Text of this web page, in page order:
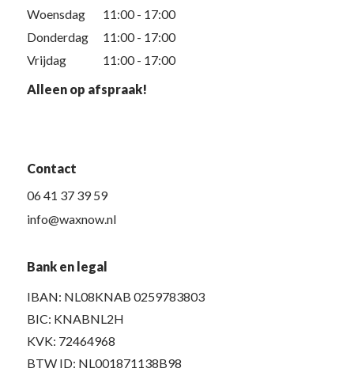
Woensdag
11:00 - 17:00
Donderdag
11:00 - 17:00
Vrijdag
11:00 - 17:00
Alleen op afspraak!
Contact
06 41 37 39 59
info@waxnow.nl
Bank en legal
IBAN: NL08KNAB 0259783803
BIC: KNABNL2H
KVK: 72464968
BTW ID: NL001871138B98